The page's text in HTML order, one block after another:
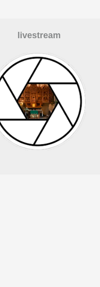
livestream